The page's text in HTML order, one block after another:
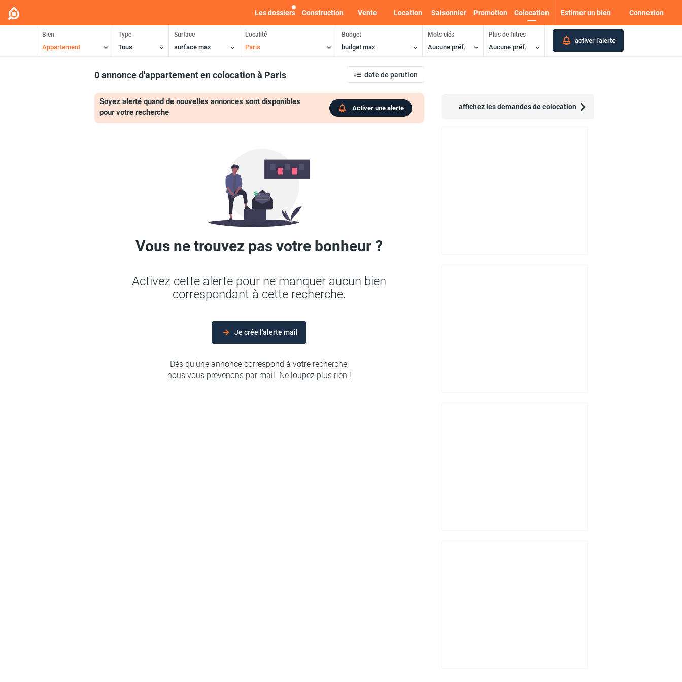
Estimer un bien Connexion
Les dossiers Construction Vente Location Saisonnier Promotion Colocation
Bien
Appartement
Type
Tous
Surface
surface max
Localité
Paris
Budget
budget max
Mots clés
Aucune préf.
Plus de filtres
Aucune préf.
activer l'alerte
0 annonce d'appartement en colocationà Paris date de parution
Soyez alerté quand de nouvelles annonces sont disponibles
pour votre recherche
Activer une alerte
Vous ne trouvez pas votre bonheur ?
Activez cette alerte pour ne manquer aucun bien
correspondant à cette recherche.
Je crée l'alerte mail
Dès qu'une annonce correspond à votre recherche,
nous vous prévenons par mail. Ne loupez plus rien !
affichez les demandes de colocation